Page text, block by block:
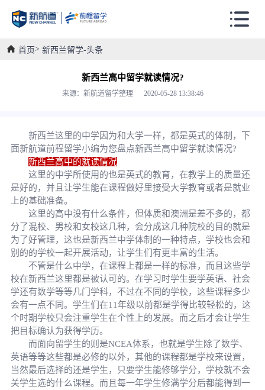
首页 新西兰留学-头条
新西兰高中留学就读情况?
来源：新航道留学整理 2020-05-28 13:38:46
新西兰这里的中学因为和大学一样，都是英式的体制，下
面新航道前程留学小编为您盘点新西兰高中留学就读情况?
新西兰高中的就读情况
这里的中学所使用的也是英式的教育，在教学上的质量还
是好的，并且让学生能在课程做好里接受大学教育或者是就业
上的基础准备。
这里的高中没有什么条件，但体质和澳洲是差不多的，都
分了混校、男校和女校这几种，会分成这几种院校的目的就是
为了好管理，这也是新西兰中学体制的一种特点，学校也会和
别的的学校一起开展活动，让学生们有更丰富的生活。
不管是什么中学，在课程上都是一样的标准，而且这些学
校在新西兰这里都是被认可的。在学习时学生要学英语、社会
学还有数学等等几门学科，不过在不同的学校，这些课程多少
会有一点不同。学生们在11年级以前都是学得比较轻松的，这
个时期学校只会注重学生在个性上的发展。而之后才会让学生
把目标确认为获得学历。
而面向留学生的则是NCEA体系，也就是学生除了数学、
英语等等这些都是必修的以外，其他的课程都是学校来设置，
当然最后选择的还是学生，只要学生能修够学分，学校就不会
关学生选的什么课程。而且每一年学生修满学分后都能得到一